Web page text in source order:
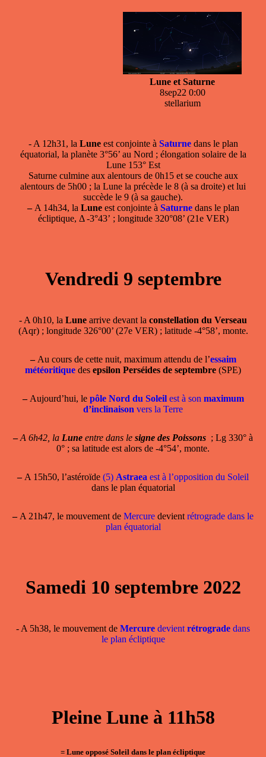
Lune et Saturne
8sep22 0:00
stellarium
- A 12h31, la Luneest conjointe à Saturnedans le plan
équatorial, la planète 3°56’ au Nord ; élongation solaire de la
Lune 153° Est
Saturne culmine aux alentours de 0h15 et se couche aux
alentours de 5h00 ; la Lune la précède le 8 (à sa droite) et lui
succède le 9 (à sa gauche).
–A 14h34, la Luneest conjointe à Saturnedans le plan
écliptique, Δ -3°43’ ; longitude 320°08’ (21e VER)
Vendredi 9 septembre
- A 0h10, la Lune arrive devant la constellation du Verseau
(Aqr) ; longitude 326°00’ (27e VER) ; latitude -4°58’, monte.
–Au cours de cette nuit, maximum attendu de l’essaim
météoritique des epsilon Perséides de septembre (SPE)
–Aujourd’hui, le pôle Nord du Soleilest à son maximum
d’inclinaison vers la Terre
– A 6h42, la Lune entre dans le signe des Poissons ; Lg 330° à
0° ; sa latitude est alors de -4°54’, monte.
–A 15h50, l’astéroïde (5) Astraea est à l’opposition du Soleil
dans le plan équatorial
–A 21h47, le mouvement de Mercure devient rétrograde dans le
plan équatorial
Samedi 10 septembre 2022
- A 5h38, le mouvement de Mercure devient rétrograde dans
le plan écliptique
Pleine Lune à 11h58
= Lune opposé Soleil dans le plan écliptique